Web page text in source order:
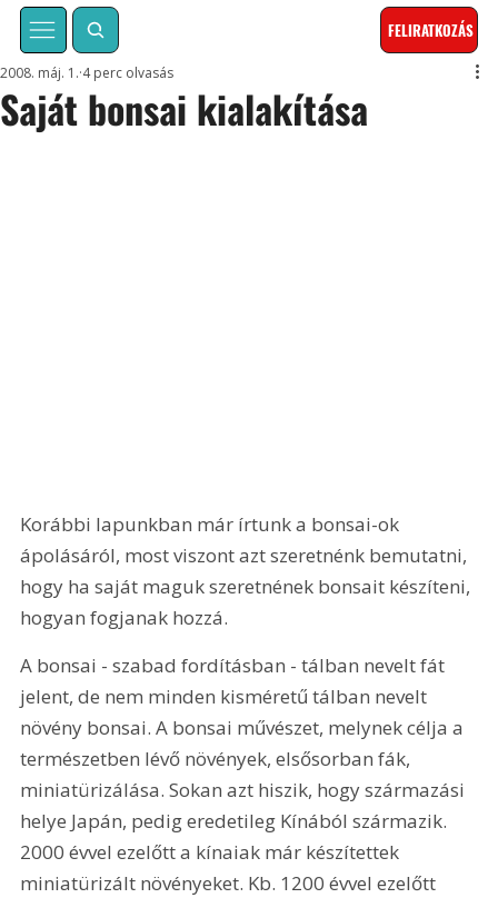
FELIRATKOZÁS
Saját bonsai kialakítása
2008. máj. 1. 4 perc olvasás
Korábbi lapunkban már írtunk a bonsai-ok
ápolásáról, most viszont azt szeretnénk bemutatni,
hogy ha saját maguk szeretnének bonsait készíteni,
hogyan fogjanak hozzá.
A bonsai - szabad fordításban - tálban nevelt fát
jelent, de nem minden kisméretű tálban nevelt
növény bonsai. A bonsai művészet, melynek célja a
természetben lévő növények, elsősorban fák,
miniatürizálása. Sokan azt hiszik, hogy származási
helye Japán, pedig eredetileg Kínából származik.
2000 évvel ezelőtt a kínaiak már készítettek
miniatürizált növényeket. Kb. 1200 évvel ezelőtt